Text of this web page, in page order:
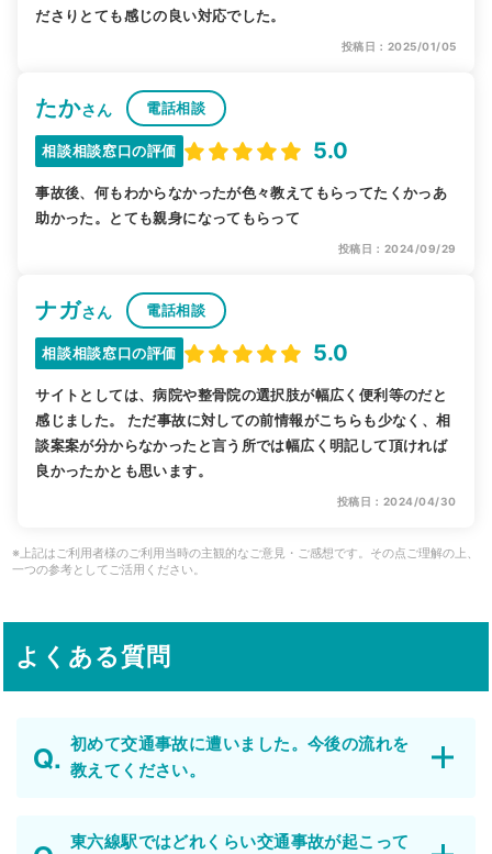
ださりとても感じの良い対応でした。
投稿日：2025/01/05
たかさん 電話相談
相談相談窓口の評価 5.0
事故後、何もわからなかったが色々教えてもらってたくかっあ
助かった。とても親身になってもらって
投稿日：2024/09/29
ナガさん 電話相談
相談相談窓口の評価 5.0
サイトとしては、病院や整骨院の選択肢が幅広く便利等のだと
感じました。 ただ事故に対しての前情報がこちらも少なく、相
談案案が分からなかったと言う所では幅広く明記して頂ければ
良かったかとも思います。
投稿日：2024/04/30
※上記はご利用者様のご利用当時の主観的なご意見・ご感想です。その点ご理解の上、
一つの参考としてご活用ください。
よくある質問
初めて交通事故に遭いました。今後の流れを
教えてください。
東六線駅ではどれくらい交通事故が起こって